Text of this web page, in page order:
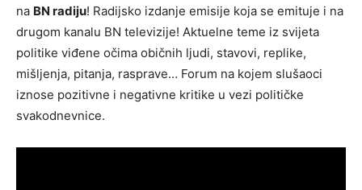
na BN radiju! Radijsko izdanje emisije koja se emituje i na
drugom kanalu BN televizije! Aktuelne teme iz svijeta
politike viđene očima običnih ljudi, stavovi, replike,
mišljenja, pitanja, rasprave… Forum na kojem slušaoci
iznose pozitivne i negativne kritike u vezi političke
svakodnevnice.